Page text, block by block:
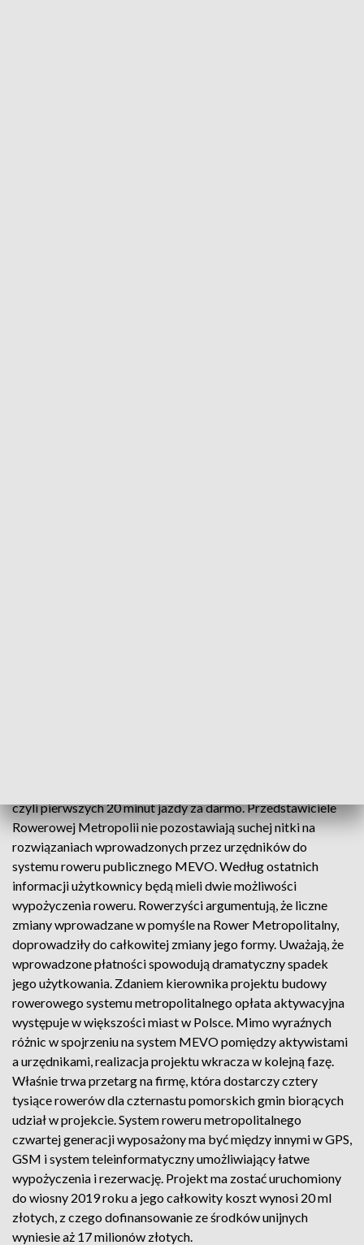
czyli pierwszych 20 minut jazdy za darmo. Przedstawiciele
Rowerowej Metropolii nie pozostawiają suchej nitki na
rozwiązaniach wprowadzonych przez urzędników do
systemu roweru publicznego MEVO. Według ostatnich
informacji użytkownicy będą mieli dwie możliwości
wypożyczenia roweru. Rowerzyści argumentują, że liczne
zmiany wprowadzane w pomyśle na Rower Metropolitalny,
doprowadziły do całkowitej zmiany jego formy. Uważają, że
wprowadzone płatności spowodują dramatyczny spadek
jego użytkowania. Zdaniem kierownika projektu budowy
rowerowego systemu metropolitalnego opłata aktywacyjna
występuje w większości miast w Polsce. Mimo wyraźnych
różnic w spojrzeniu na system MEVO pomiędzy aktywistami
a urzędnikami, realizacja projektu wkracza w kolejną fazę.
Właśnie trwa przetarg na firmę, która dostarczy cztery
tysiące rowerów dla czternastu pomorskich gmin biorących
udział w projekcie. System roweru metropolitalnego
czwartej generacji wyposażony ma być między innymi w GPS,
GSM i system teleinformatyczny umożliwiający łatwe
wypożyczenia i rezerwację. Projekt ma zostać uruchomiony
do wiosny 2019 roku a jego całkowity koszt wynosi 20 ml
złotych, z czego dofinansowanie ze środków unijnych
wyniesie aż 17 milionów złotych.